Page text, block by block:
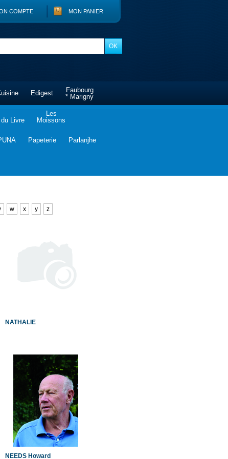
COMPTE MON PANIER
Edigest
Faubourg
* Marigny
Livre
Les
Moissons
Papeterie Parlanjhe
w x y z
NATHALIE
NEEDS Howard